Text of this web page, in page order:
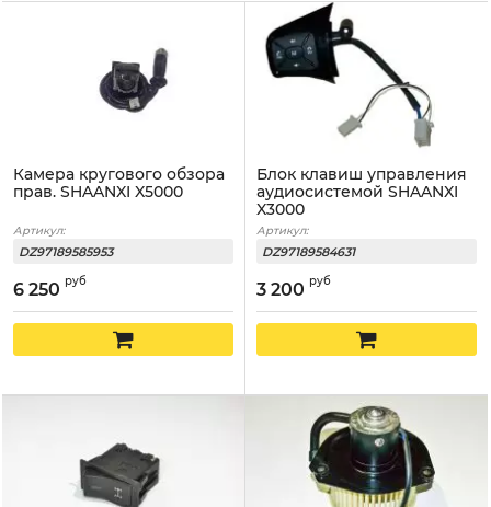
Камера кругового обзора
прав. SHAANXI X5000
Артикул:
DZ97189585953
6 250 руб
Блок клавиш управления
аудиосистемой SHAANXI
X3000
Артикул:
DZ97189584631
3 200 руб